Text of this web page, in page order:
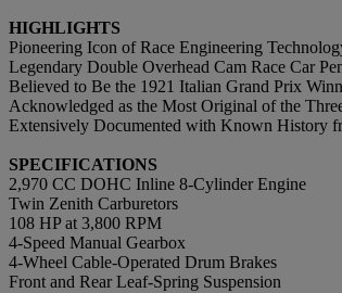
HIGHLIGHTS
Pioneering Icon of Race Engineering
Legendary Double Overhead Cam Race Car
Believed to Be the 1921 Italian Grand Prix
Acknowledged as the Most Original of the
Extensively Documented with Known History
SPECIFICATIONS
2,970 CC DOHC Inline 8-Cylinder Engine
Twin Zenith Carburetors
108 HP at 3,800 RPM
4-Speed Manual Gearbox
4-Wheel Cable-Operated Drum Brakes
Front and Rear Leaf-Spring Suspension